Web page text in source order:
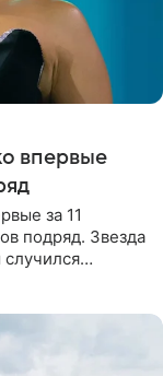
впервые
за 11
подряд. Звезда
случился